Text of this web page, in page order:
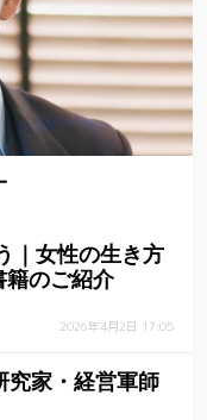
｜女性の生き方
籍のご紹介
2026年4月2日 17:05
究家・経営軍師